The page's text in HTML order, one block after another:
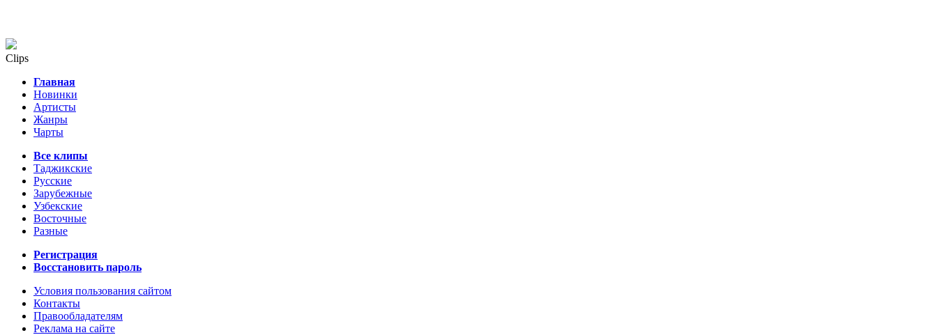
Clips
Главная
Новинки
Артисты
Жанры
Чарты
Все клипы
Таджикские
Русские
Зарубежные
Узбекские
Восточные
Разные
Регистрация
Восстановить пароль
Условия пользования сайтом
Контакты
Правообладателям
Реклама на сайте